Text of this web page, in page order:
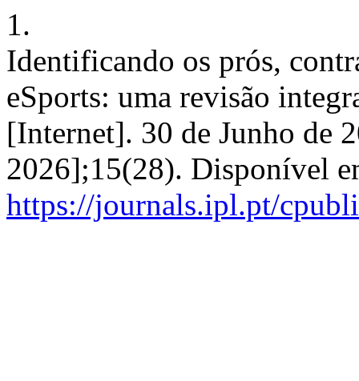
1.
Identificando os prós,
eSports: uma revisão
[Internet]. 30 de Junho de
2026];15(28). Disponível
https://journals.ipl.pt/